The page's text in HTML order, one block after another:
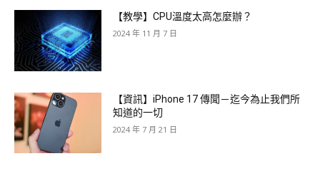
【教學】CPU溫度太高怎麼辦？
2024 年 11 月 7 日
【資訊】iPhone 17 傳聞－迄今為止我們所
知道的一切
2024 年 7 月 21 日